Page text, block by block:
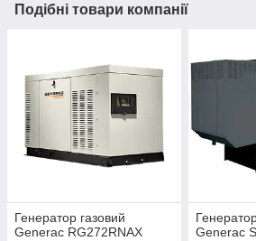
Подібні товари компанії
Генератор газовий
Generac RG272RNAX
Generac